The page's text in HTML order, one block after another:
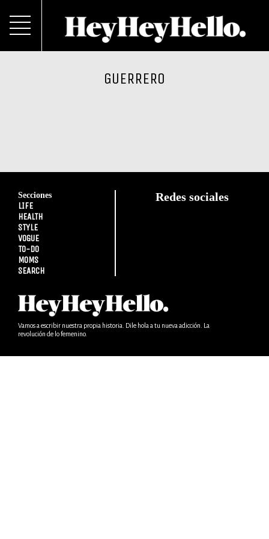
GUERRERO
Secciones
LIFE
HEALTH
STYLE
VOGUE
TO-DO
MOMS
SEARCH
Redes sociales
Vamos a escribir nuestra propia historia. Dile hola a tu nueva adicción. La
revolución de lo femenino.